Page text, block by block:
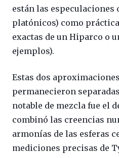
están las especulaciones
platónicos) como
exactas de un Hiparco o
ejemplos).
Estas dos
permanecieron
notable de mezcla fue el
combinó las creencias
armonías de las esferas
mediciones precisas de